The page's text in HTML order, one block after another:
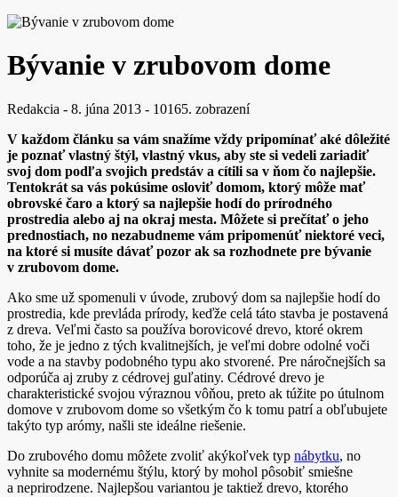
Bývanie v zrubovom dome
Redakcia - 8. júna 2013 - 10165. zobrazení
V každom článku sa vám snažíme vždy pripomínať aké dôležité
je poznať vlastný štýl, vlastný vkus, aby ste si vedeli zariadiť
svoj dom podľa svojich predstáv a cítili sa v ňom čo najlepšie.
Tentokrát sa vás pokúsime osloviť domom, ktorý môže mať
obrovské čaro a ktorý sa najlepšie hodí do prírodného
prostredia alebo aj na okraj mesta. Môžete si prečítať o jeho
prednostiach, no nezabudneme vám pripomenúť niektoré veci,
na ktoré si musíte dávať pozor ak sa rozhodnete pre bývanie
v zrubovom dome.
Ako sme už spomenuli v úvode, zrubový dom sa najlepšie hodí do
prostredia, kde prevláda prírody, keďže celá táto stavba je postavená
z dreva. Veľmi často sa používa borovicové drevo, ktoré okrem
toho, že je jedno z tých kvalitnejších, je veľmi dobre odolné voči
vode a na stavby podobného typu ako stvorené. Pre náročnejších sa
odporúča aj zruby z cédrovej guľatiny. Cédrové drevo je
charakteristické svojou výraznou vôňou, preto ak túžite po útulnom
domove v zrubovom dome so všetkým čo k tomu patrí a obľubujete
takýto typ arómy, našli ste ideálne riešenie.
Do zrubového domu môžete zvoliť akýkoľvek typ nábytku, no
vyhnite sa modernému štýlu, ktorý by mohol pôsobiť smiešne
a neprirodzene. Najlepšou variantou je taktiež drevo, ktorého